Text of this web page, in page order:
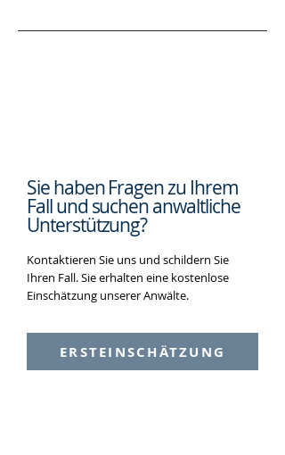
Sie haben Fragen zu Ihrem
Fall und suchenanwaltliche
Unterstützung?
Kontaktieren Sie uns und schildern Sie
Ihren Fall. Sie erhalten eine kostenlose
Einschätzung unserer Anwälte.
ERSTEINSCHÄTZUNG